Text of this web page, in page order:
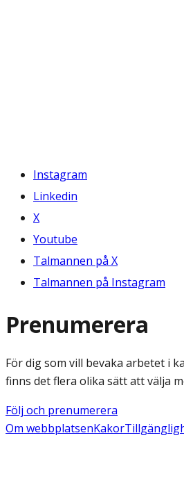
Instagram
Linkedin
X
Youtube
Talmannen på X
Talmannen på Instagram
Prenumerera
För dig som vill bevaka arbetet i
finns det flera olika sätt att välja
Följ och prenumerera
Om webbplatsenKakor